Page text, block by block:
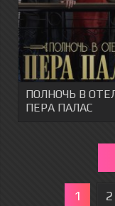
ПОЛНОЧЬ В
ПЕРА ПАЛАС
1 2